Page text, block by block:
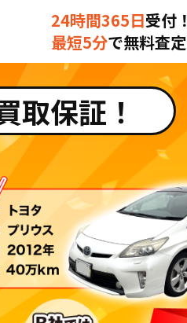
24時間365日受付！
最短5分で無料査定
取保証！